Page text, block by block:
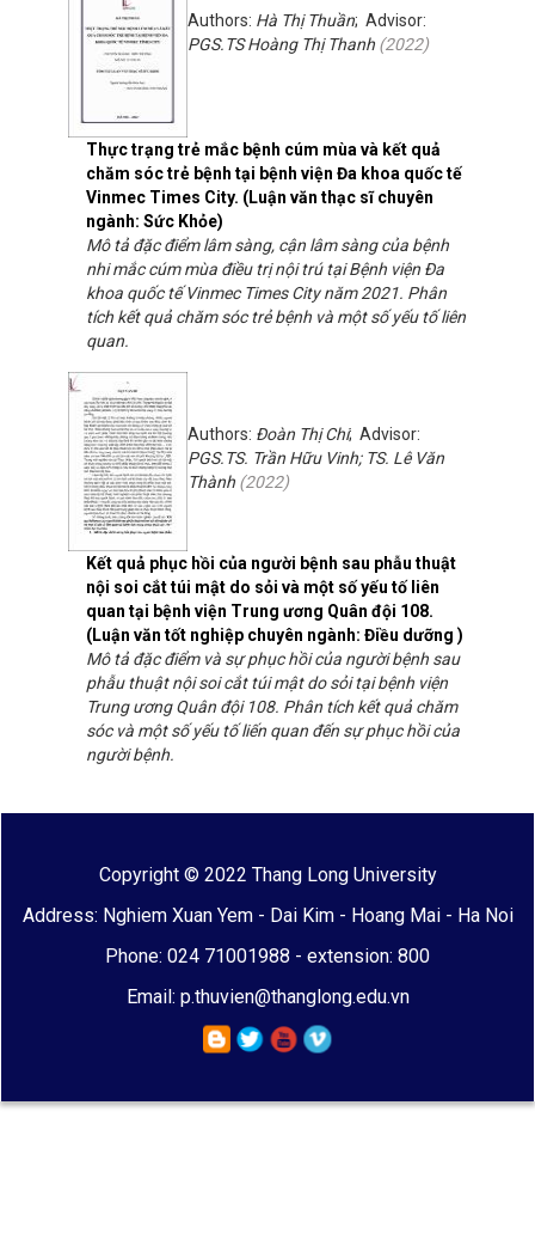
Thực trạng trẻ mắc bệnh cúm mùa và kết quả
chăm sóc trẻ bệnh tại bệnh viện Đa khoa quốc tế
Vinmec Times City. (Luận văn thạc sĩ chuyên
ngành: Sức Khỏe)
Authors: Hà Thị Thuần; Advisor:
PGS.TS Hoàng Thị Thanh (2022)
Mô tả đặc điểm lâm sàng, cận lâm sàng của bệnh
nhi mắc cúm mùa điều trị nội trú tại Bệnh viện Đa
khoa quốc tế Vinmec Times City năm 2021. Phân
tích kết quả chăm sóc trẻ bệnh và một số yếu tố liên
quan.
Kết quả phục hồi của người bệnh sau phẫu thuật
nội soi cắt túi mật do sỏi và một số yếu tố liên
quan tại bệnh viện Trung ương Quân đội 108.
(Luận văn tốt nghiệp chuyên ngành: Điều dưỡng )
Authors: Đoàn Thị Chi; Advisor:
PGS.TS. Trần Hữu Vinh; TS. Lê Văn
Thành (2022)
Mô tả đặc điểm và sự phục hồi của người bệnh sau
phẫu thuật nội soi cắt túi mật do sỏi tại bệnh viện
Trung ương Quân đội 108. Phân tích kết quả chăm
sóc và một số yếu tố liến quan đến sự phục hồi của
người bệnh.
Copyright © 2022 Thang Long University
Address: Nghiem Xuan Yem - Dai Kim - Hoang Mai - Ha Noi
Phone: 024 71001988 - extension: 800
Email: p.thuvien@thanglong.edu.vn